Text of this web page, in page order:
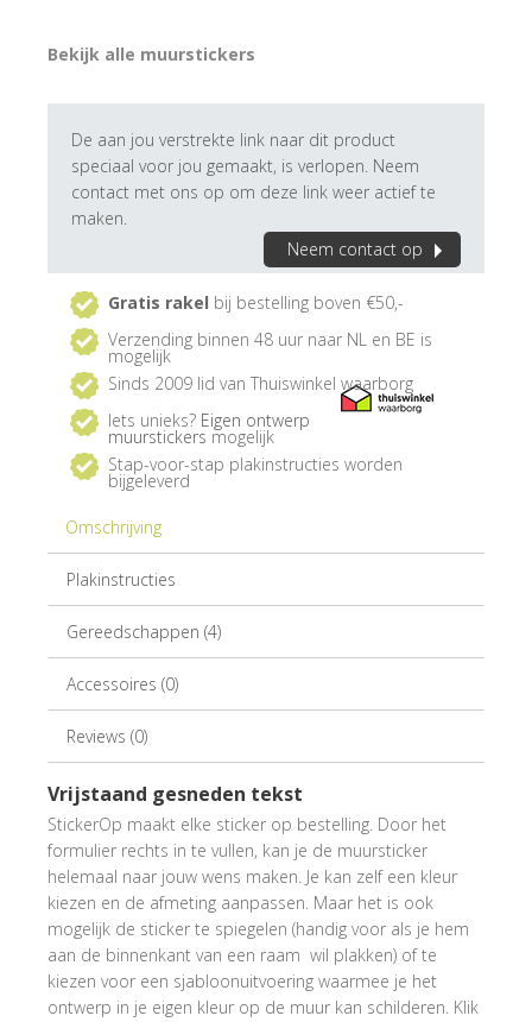
Bekijk alle muurstickers
De aan jou verstrekte link naar dit product
speciaal voor jou gemaakt, is verlopen. Neem
contact met ons op om deze link weer actief te
maken.
Neem contact op
Gratis rakel bij bestelling boven €50,-
Verzending binnen 48 uur naar NL en BE is
mogelijk
Sinds 2009 lid van Thuiswinkel waarborg
Iets unieks? Eigen ontwerp
muurstickers mogelijk
Stap-voor-stap plakinstructies worden
bijgeleverd
Omschrijving
Plakinstructies
Gereedschappen (4)
Accessoires (0)
Reviews (0)
Vrijstaand gesneden tekst
StickerOp maakt elke sticker op bestelling. Door het
formulier rechts in te vullen, kan je de muursticker
helemaal naar jouw wens maken. Je kan zelf een kleur
kiezen en de afmeting aanpassen. Maar het is ook
mogelijk de sticker te spiegelen (handig voor als je hem
aan de binnenkant van een raam wil plakken) of te
kiezen voor een sjabloonuitvoering waarmee je het
ontwerp in je eigen kleur op de muur kan schilderen. Klik